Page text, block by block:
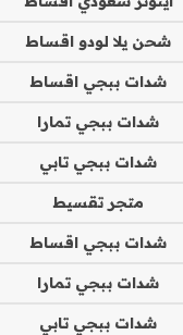
شحن يلا لودو اقساط
شدات ببجي اقساط
شدات ببجي تمارا
شدات ببجي تابي
متجر تقسيط
شدات ببجي اقساط
شدات ببجي تمارا
شدات ببجي تابي